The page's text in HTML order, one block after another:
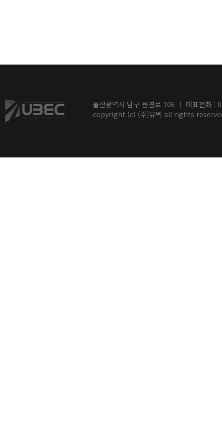
울산광역시 남구 용연로 106 ｜ 대표전
copyright (c) (주)유벡 all rights